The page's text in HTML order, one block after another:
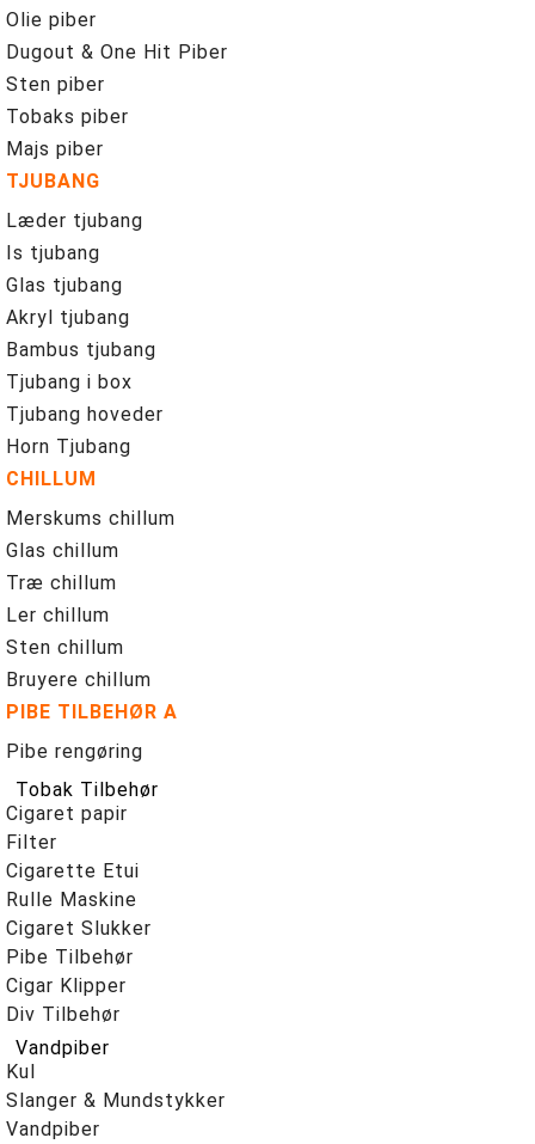
Olie piber
Dugout & One Hit Piber
Sten piber
Tobaks piber
Majs piber
TJUBANG
Læder tjubang
Is tjubang
Glas tjubang
Akryl tjubang
Bambus tjubang
Tjubang i box
Tjubang hoveder
Horn Tjubang
CHILLUM
Merskums chillum
Glas chillum
Træ chillum
Ler chillum
Sten chillum
Bruyere chillum
PIBE TILBEHØR A
Pibe rengøring
Tobak Tilbehør
Cigaret papir
Filter
Cigarette Etui
Rulle Maskine
Cigaret Slukker
Pibe Tilbehør
Cigar Klipper
Div Tilbehør
Vandpiber
Kul
Slanger & Mundstykker
Vandpiber